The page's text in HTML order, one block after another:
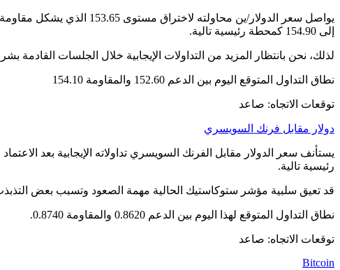
يواصل سعر الدولار/ين
إلى 154.90 كمحطة رئيسية تالية.
لذلك، نحن بانتظار المزيد من التداولات الإيجابية خلال الجلسات القادمة بشرط
نطاق التداول المتوقع اليوم بين الدعم 152.60 والمقاومة 154.10
توقعات الاتجاه: صاعد
دولار مقابل فرنك السويسري
رئيسية تالية.
قد تعيق سلبية مؤشر ستوكاستيك الحالية مهمة الصعود وتسبب بعض التذبذب
نطاق التداول المتوقع لهذا اليوم بين الدعم 0.8620 والمقاومة 0.8740.
توقعات الاتجاه: صاعد
Bitcoin